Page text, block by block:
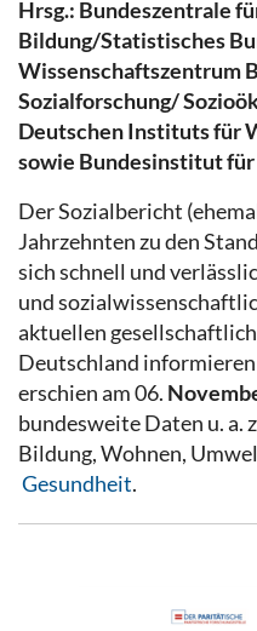
Hrsg.: Bundeszentrale
Bildung/Statistisches
Wissenschaftszentrum
Sozialforschung/
Deutschen Instituts für
sowie Bundesinstitut
Der Sozialbericht
Jahrzehnten zu den
sich schnell und
und
aktuellen
Deutschland
erschien am 06.
bundesweite Daten u.
Bildung, Wohnen,
Gesundheit.